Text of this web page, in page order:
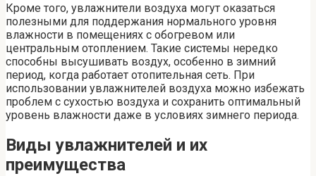
Кроме того, увлажнители воздуха могут оказаться
полезными для поддержания нормального уровня
влажности в помещениях с обогревом или
центральным отоплением. Такие системы нередко
способны высушивать воздух, особенно в зимний
период, когда работает отопительная сеть. При
использовании увлажнителей воздуха можно избежать
проблем с сухостью воздуха и сохранить оптимальный
уровень влажности даже в условиях зимнего периода.
Виды увлажнителей и их
преимущества